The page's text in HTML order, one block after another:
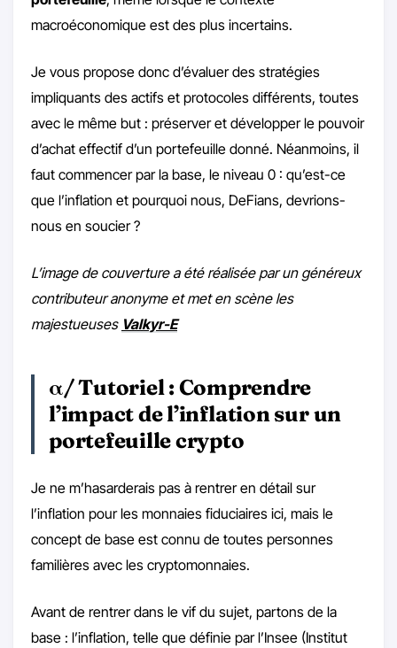
macroéconomique est des plus incertains.
Je vous propose donc d’évaluer des stratégies
impliquants des actifs et protocoles différents, toutes
avec le même but : préserver et développer le pouvoir
d’achat effectif d’un portefeuille donné. Néanmoins, il
faut commencer par la base, le niveau 0 : qu’est-ce
que l’inflation et pourquoi nous, DeFians, devrions-
nous en soucier ?
L’image de couverture a été réalisée par un généreux
contributeur anonyme et met en scène les
majestueuses Valkyr-E
α/ Tutoriel : Comprendre
l’impact de l’inflation sur un
portefeuille crypto
Je ne m’hasarderais pas à rentrer en détail sur
l’inflation pour les monnaies fiduciaires ici, mais le
concept de base est connu de toutes personnes
familières avec les cryptomonnaies.
Avant de rentrer dans le vif du sujet, partons de la
base : l’inflation, telle que définie par l’Insee (Institut